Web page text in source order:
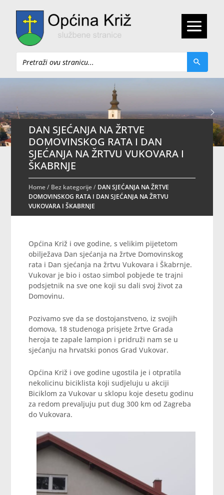
Pretraži
DAN SJEĆANJA NA ŽRTVE
DOMOVINSKOG RATA I DAN
SJEĆANJA NA ŽRTVU VUKOVARA I
ŠKABRNJE
Home/ Bez kategorije/ DAN SJEĆANJA NA ŽRTVE
DOMOVINSKOG RATA I DAN SJEĆANJA NA ŽRTVU
VUKOVARA I ŠKABRNJE
Općina Križ i ove godine, s velikim pijetetom
obilježava Dan sjećanja na žrtve Domovinskog
rata i Dan sjećanja na žrtvu Vukovara i Škabrnje.
Vukovar je bio i ostao simbol pobjede te trajni
podsjetnik na sve one koji su dali svoj život za
Domovinu.
Pozivamo sve da se dostojanstveno, iz svojih
domova, 18 studenoga prisjete žrtve Grada
heroja te zapale lampion i pridruži nam se u
sjećanju na hrvatski ponos Grad Vukovar.
Općina Križ i ove godine ugostila je i otpratila
nekolicinu biciklista koji sudjeluju u akciji
Biciklom za Vukovar u sklopu koje desetu godinu
za redom prevaljuju put dug 300 km od Zagreba
do Vukovara.